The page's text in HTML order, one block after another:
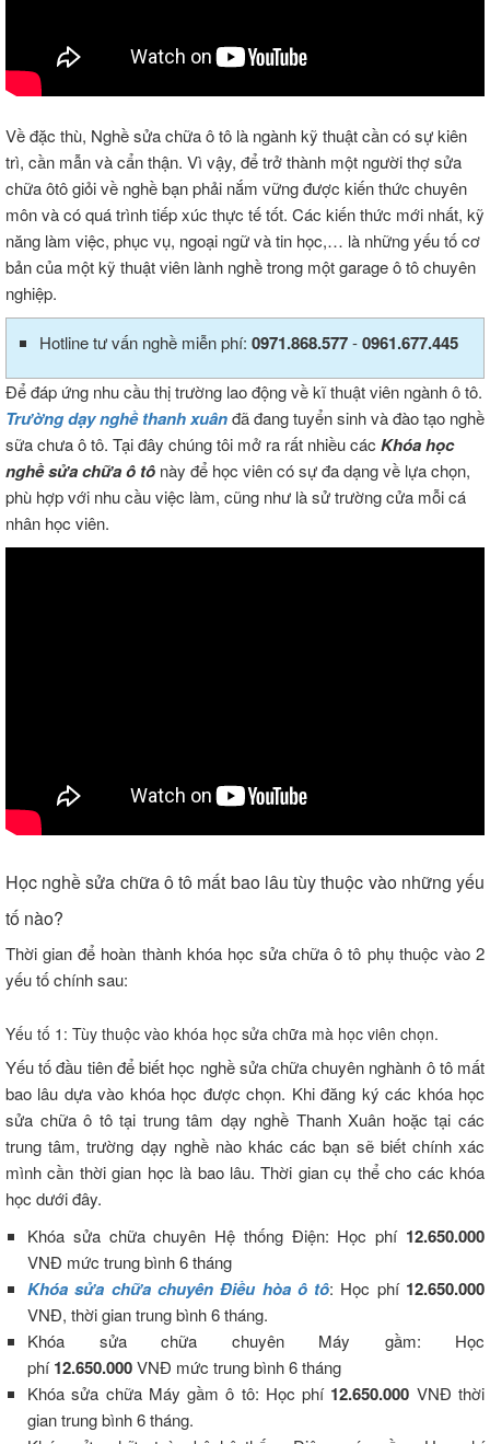
Về đặc thù, Nghề sửa chữa ô tô là ngành kỹ thuật cần có sự kiên
trì, cần mẫn và cẩn thận. Vì vậy, để trở thành một người thợ sửa
chữa ôtô giỏi về nghề bạn phải nắm vững được kiến thức chuyên
môn và có quá trình tiếp xúc thực tế tốt. Các kiến thức mới nhất, kỹ
năng làm việc, phục vụ, ngoại ngữ và tin học,… là những yếu tố cơ
bản của một kỹ thuật viên lành nghề trong một garage ô tô chuyên
nghiệp.
Hotline tư vấn nghề miễn phí: 0971.868.577-0961.677.445
Để đáp ứng nhu cầu thị trường lao động về kĩ thuật viên ngành ô tô.
Trường dạy nghề thanh xuânđã đang tuyển sinh và đào tạo nghề
sữa chưa ô tô. Tại đây chúng tôi mở ra rất nhiều các Khóa học
nghề sửa chữa ô tô này để học viên có sự đa dạng về lựa chọn,
phù hợp với nhu cầu việc làm, cũng như là sử trường cửa mỗi cá
nhân học viên.
Học nghề sửa chữa ô tô mất bao lâu tùy thuộc vào những yếu
tố nào?
Thời gian để hoàn thành khóa học sửa chữa ô tô phụ thuộc vào 2
yếu tố chính sau:
Yếu tố 1: Tùy thuộc vào khóa học sửa chữa mà học viên chọn.
Yếu tố đầu tiên để biết học nghề sửa chữa chuyên nghành ô tô mất
bao lâu dựa vào khóa học được chọn. Khi đăng ký các khóa học
sửa chữa ô tô tại trung tâm dạy nghề Thanh Xuân hoặc tại các
trung tâm, trường dạy nghề nào khác các bạn sẽ biết chính xác
mình cần thời gian học là bao lâu. Thời gian cụ thể cho các khóa
học dưới đây.
Khóa sửa chữa chuyên Hệ thống Điện: Học phí 12.650.000
VNĐ mức trung bình 6 tháng
Khóa sửa chữa chuyên Điều hòa ô tô: Học phí 12.650.000
VNĐ, thời gian trung bình 6 tháng.
Khóa sửa chữa chuyên Máy gầm: Học
phí12.650.000VNĐ mức trung bình 6 tháng
Khóa sửa chữa Máy gầm ô tô: Học phí 12.650.000 VNĐ thời
gian trung bình 6 tháng.